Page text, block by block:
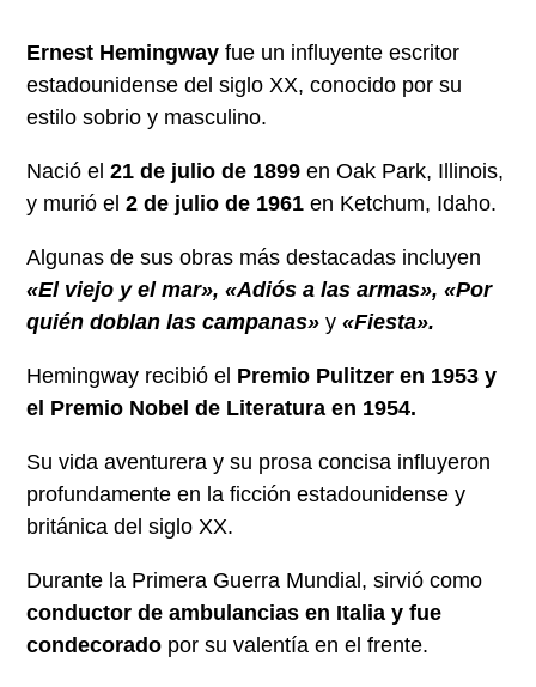
Ernest Hemingway fue un influyente escritor
estadounidense del siglo XX, conocido por su
estilo sobrio y masculino.
Nació el 21 de julio de 1899 en Oak Park, Illinois,
y murió el2 de julio de 1961 en Ketchum, Idaho.
Algunas de sus obras más destacadas incluyen
«El viejo y el mar», «Adiós a las armas», «Por
quién doblan las campanas» y«Fiesta».
Hemingway recibió el Premio Pulitzer en 1953 y
el Premio Nobel de Literatura en 1954.
Su vida aventurera y su prosa concisa influyeron
profundamente en la ficción estadounidense y
británica del siglo XX.
Durante la Primera Guerra Mundial, sirvió como
conductor de ambulancias en Italia y fue
condecorado por su valentía en el frente.